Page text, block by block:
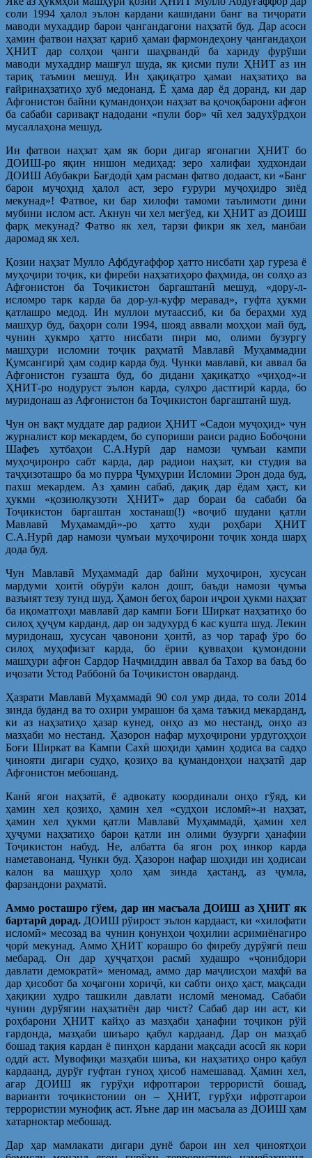
соли 1994 ҳалол эълон кардани кашидани банг ва тиҷорати
маводи мухаддир барои ҷангандагони наҳзатӣ буд. Дар асоси
ҳамин фатвои наҳзат қариб ҳамаи фармондеҳону ҷангандаҳои
ҲНИТ дар солҳои ҷанги шаҳрвандӣ ба хариду фурўши
маводи мухаддир машғул шуда, як қисми пули ҲНИТ аз ин
тариқ таъмин мешуд. Ин ҳақиқатро ҳамаи наҳзатиҳо ва
ғайринаҳзатиҳо хуб медонанд. Ё ҳама дар ёд доранд, ки дар
Афғонистон байни қумандонҳои наҳзат ва қочоқбарони афғон
ба сабаби саривақт надодани «пули бор» чӣ хел задухўрдҳои
мусаллаҳона мешуд.
Ин фатвои наҳзат ҳам як бори дигар ягонагии ҲНИТ бо
ДОИШ-ро яқин нишон медиҳад: зеро халифаи худхондаи
ДОИШ Абубакри Бағдодӣ ҳам расман фатво додааст, ки «Банг
барои муҷоҳид ҳалол аст, зеро ғурури муҷоҳидро зиёд
мекунад»! Фатвое, ки бар хилофи тамоми таълимоти дини
мубини ислом аст. Акнун чи хел мегўед, ки ҲНИТ аз ДОИШ
фарқ мекунад? Фатво як хел, тарзи фикри як хел, манбаи
даромад як хел.
Қозии наҳзат Мулло Афбдуғаффор ҳатто нисбати ҳар гуреза ё
муҳоҷири тоҷик, ки фиреби наҳзатиҳоро фаҳмида, он солҳо аз
Афғонистон ба Тоҷикистон баргаштанӣ мешуд, «дору-л-
исломро тарк карда ба дор-ул-куфр меравад», гуфта ҳукми
қатлашро медод. Ин муллои мутаассиб, ки ба бераҳми худ
машҳур буд, баҳори соли 1994, шояд аввали моҳҳои май буд,
чунин ҳукмро ҳатто нисбати пири мо, олими бузургу
машҳури исломии тоҷик раҳматӣ Мавлавӣ Муҳаммадии
Қумсангирӣ ҳам содир карда буд. Чунки мавлавӣ, ки аввал ба
Афғонистон гузашта буд, бо дидани ҳақиқатҳо «ҷиҳод»-и
ҲНИТ-ро нодуруст эълон карда, сулҳро дастгирӣ карда, бо
муридонаш аз Афғонистон ба Тоҷикистон баргаштанӣ шуд.
Чун он вақт муддате дар радиои ҲНИТ «Садои муҷоҳид» чун
журналист кор мекардем, бо супориши раиси радио Бобоҷони
Шафеъ хутбаҳои С.А.Нурӣ дар намози ҷумъаи кампи
муҳоҷиронро сабт карда, дар радиои наҳзат, ки студия ва
таҷҳизоташро ба мо пурра Ҷумҳурии Исломии Эрон дода буд,
пахш мекардем. Аз ҳамин сабаб, дақиқ дар ёдам ҳаст, ки
ҳукми «қозиюлқузоти ҲНИТ» дар бораи ба сабаби ба
Тоҷикистон баргаштан хостанаш(!) «воҷиб шудани қатли
Мавлавӣ Муҳамамдӣ»-ро ҳатто худи роҳбари ҲНИТ
С.А.Нурӣ дар намози ҷумъаи муҳоҷирони тоҷик хонда шарҳ
дода буд.
Чун Мавлавӣ Муҳаммадӣ дар байни муҳоҷирон, хусусан
мардуми ҳоитӣ обурўи калон дошт, баъди намози ҷумъа
вазъият тезу тунд шуд. Ҳамон бегоҳ барои иҷрои ҳукми наҳзат
ба иқоматгоҳи мавлавӣ дар кампи Боғи Ширкат наҳзатиҳо бо
силоҳ ҳуҷум карданд, дар он задухурд 6 кас кушта шуд. Лекин
муридонаш, хусусан ҷавонони ҳоитӣ, аз чор тараф ўро бо
силоҳ муҳофизат карда, бо ёрии қувваҳои қумондони
машҳури афғон Сардор Наҷмиддин аввал ба Тахор ва баъд бо
иҷозати Устод Раббонӣ ба Тоҷикистон оварданд.
Ҳазрати Мавлавӣ Муҳаммадӣ 90 сол умр дида, то соли 2014
зинда буданд ва то охири умрашон ба ҳама таъкид мекарданд,
ки аз наҳзатиҳо ҳазар кунед, онҳо аз мо нестанд, онҳо аз
мазҳаби мо нестанд. Ҳазорон нафар муҳоҷирони урдугоҳҳои
Боғи Ширкат ва Кампи Сахӣ шоҳиди ҳамин ҳодиса ва садҳо
ҷинояти дигари судҳо, қозиҳо ва қумандонҳои наҳзатӣ дар
Афғонистон мебошанд.
Канӣ ягон наҳзатӣ, ё адвокату координали онҳо гўяд, ки
ҳамин хел қозиҳо, ҳамин хел «судҳои исломӣ»-и наҳзат,
ҳамин хел ҳукми қатли Мавлавӣ Муҳаммадӣ, ҳамин хел
ҳуҷуми наҳзатиҳо барои қатли ин олими бузурги ҳанафии
Тоҷикистон набуд. Не, албатта ба ягон роҳ инкор карда
наметавонанд. Чунки буд. Ҳазорон нафар шоҳиди ин ҳодисаи
калон ва машҳур ҳоло ҳам зинда ҳастанд, аз ҷумла,
фарзандони раҳматӣ.
Аммо росташро гўем, дар ин масъала ДОИШ аз ҲНИТ як
бартарӣ дорад. ДОИШ рўирост эълон кардааст, ки «хилофати
исломӣ» месозад ва чунин қонунҳои ҷоҳилии асримиёнагиро
ҷорӣ мекунад. Аммо ҲНИТ корашро бо фиребу дурўягӣ пеш
мебарад. Он дар ҳуҷҷатҳои расмӣ худашро «ҷонибдори
давлати демократӣ» меномад, аммо дар маҷлисҳои махфӣ ва
дар ҳисобот ба хоҷагони хориҷӣ, ки сабти онҳо ҳаст, мақсади
ҳақиқии худро ташкили давлати исломӣ меномад. Сабаби
чунин дурўягии наҳзатиён дар чист? Сабаб дар ин аст, ки
роҳбарони ҲНИТ кайҳо аз мазҳаби ҳанафии тоҷикон рўй
гардонда, мазҳаби шиъаро қабул кардаанд. Дар он мазҳаб
бошад тақия кардан ё пинҳон кардани мақсади асосӣ як кори
оддӣ аст. Мувофиқи мазҳаби шиъа, ки наҳзатиҳо онро қабул
кардаанд, дурўғ гуфтан гуноҳ ҳисоб намешавад. Ҳамин хел,
агар ДОИШ як гурўҳи ифротгарои террористӣ бошад,
варианти тоҷикистонии он – ҲНИТ, гурўҳи ифротгарои
террористии мунофиқ аст. Яъне дар ин масъала аз ДОИШ ҳам
хатарноктар мебошад.
Дар ҳар мамлакати дигари дунё барои ин хел ҷиноятҳои